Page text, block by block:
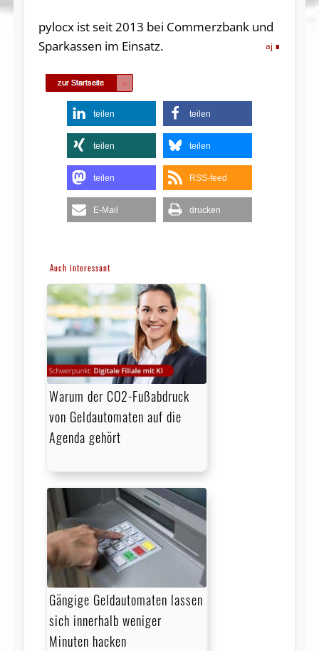
pylocx ist seit 2013 bei Commerzbank und
Sparkassen im Einsatz.
aj
teilen teilen
teilen teilen
teilen RSS-feed
E-Mail drucken
Auch interessant
Warum der CO2-Fußabdruck
von Geldautomaten auf die
Agenda gehört
Gängige Geldautomaten lassen
sich innerhalb weniger
Minuten hacken